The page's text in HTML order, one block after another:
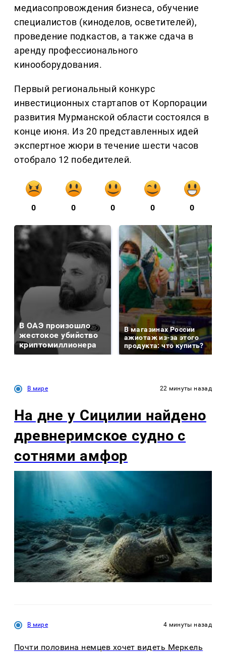
медиасопровождения бизнеса, обучение
специалистов (киноделов, осветителей),
проведение подкастов, а также сдача в
аренду профессионального
кинооборудования.
Первый региональный конкурс
инвестиционных стартапов от Корпорации
развития Мурманской области состоялся в
конце июня. Из 20 представленных идей
экспертное жюри в течение шести часов
отобрало 12 победителей.
0 0 0 0 0
В ОАЭ произошло
жестокое убийство
криптомиллионера
В магазинах России
ажиотаж из-за этого
продукта: что купить?
В мире 22 минуты назад
На дне у Сицилии найдено
древнеримское судно с
сотнями амфор
В мире 4 минуты назад
Почти половина немцев хочет видеть Меркель